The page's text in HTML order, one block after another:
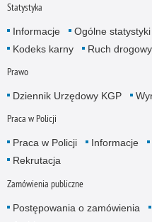
Statystyka
Informacje Ogólne statystyki
Kodeks karny
Ruch drogowy
Prawo
Dziennik Urzędowy KGP
Praca w Policji
Praca w Policji Informacje
Rekrutacja
Zamówienia publiczne
Postępowania o zamówienia